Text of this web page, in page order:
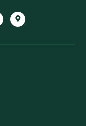
LinkedInGoogle
Maps